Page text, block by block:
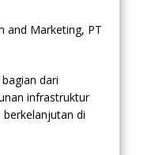
and Marketing, PT
dari
infrastruktur
di